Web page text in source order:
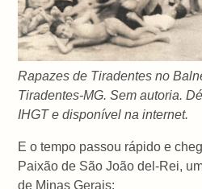
Rapazes de Tiradentes no
Tiradentes-MG. Sem autoria.
IHGT e disponível na internet.
E o tempo passou rápido e
Paixão de São João del-Rei,
de Minas Gerais: